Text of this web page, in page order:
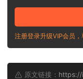
注册登录升级VIP会员
原文链接：